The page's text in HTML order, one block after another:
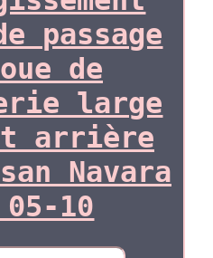
passage
de
large
arrière
Navara
05-10